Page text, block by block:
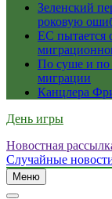
Зеленский
роковую
ЕС пытается
По суше и по
миграции
Канцлера
День игры
Новостная
Случайные
Меню